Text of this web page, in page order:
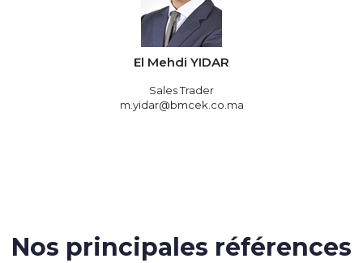
El Mehdi YIDAR
Sales Trader
m.yidar@bmcek.co.ma
Nos principales références